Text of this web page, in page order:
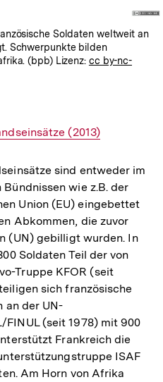
Soldaten weltweit an
Schwerpunkte bilden
(bpb) Lizenz: cc by-nc-
(2013)
sind entweder im
wie z.B. der
Union (EU) eingebettet
Abkommen, die zuvor
(UN) gebilligt wurden. In
Soldaten Teil der von
Truppe KFOR (seit
sich französische
an der UN-
FINUL (seit 1978) mit 900
Frankreich die
ISAF
Am Horn von Afrika